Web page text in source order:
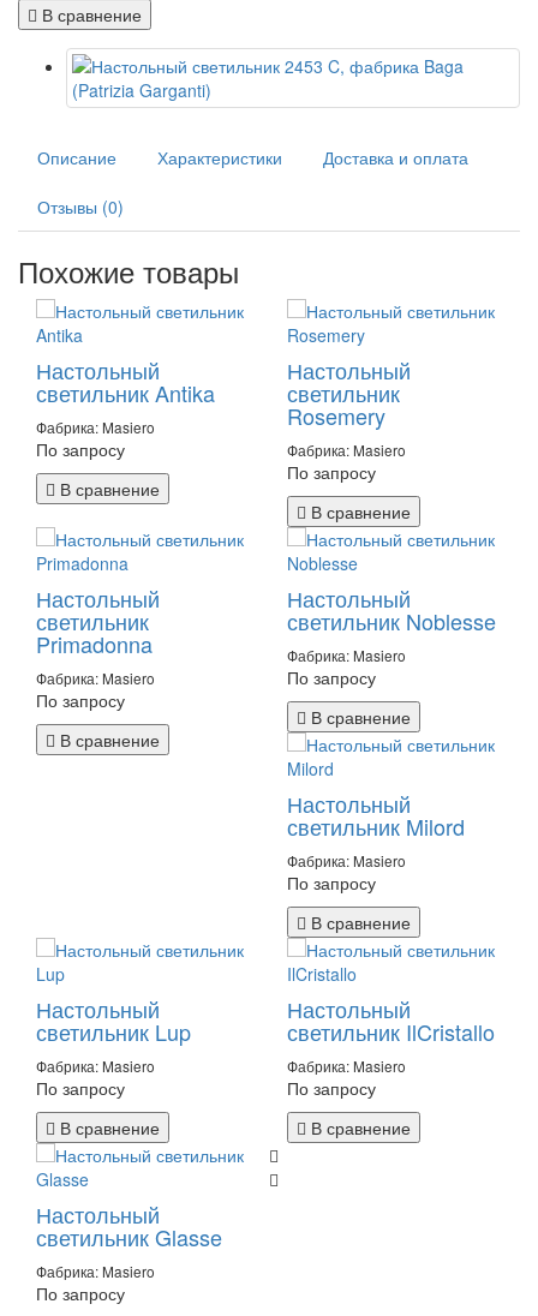
В сравнение
Описание Характеристики Доставка и оплата
Отзывы (0)
Похожие товары
Настольный
светильник Antika
Фабрика: Masiero
По запросу
В сравнение
Настольный
светильник
Rosemery
Фабрика: Masiero
По запросу
В сравнение
Настольный
светильник
Primadonna
Фабрика: Masiero
По запросу
В сравнение
Настольный
светильник Noblesse
Фабрика: Masiero
По запросу
В сравнение
Настольный
светильник Milord
Фабрика: Masiero
По запросу
В сравнение
Настольный
светильник Lup
Фабрика: Masiero
По запросу
В сравнение
Настольный
светильник IlCristallo
Фабрика: Masiero
По запросу
В сравнение
Настольный
светильник Glasse
Фабрика: Masiero
По запросу